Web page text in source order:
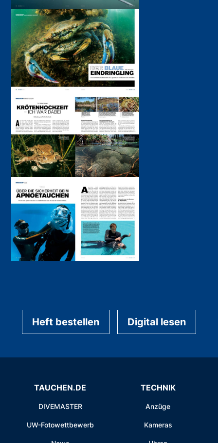
Heft bestellen Digital lesen
TAUCHEN.DE
DIVEMASTER
UW-Fotowettbewerb
TECHNIK
Anzüge
Kameras